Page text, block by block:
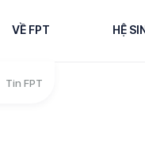
VỀ FPT HỆ
Tin FPT